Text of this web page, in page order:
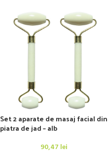
Set 2 aparate de masaj facial din
piatra de jad – alb
90,47 lei